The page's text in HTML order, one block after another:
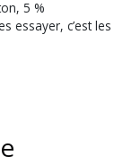
5 %
essayer, c’est les